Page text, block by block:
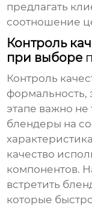
предлагать
соотношение
Контроль
при выборе
Контроль
формальность,
этапе важно не
блендеры на
качество
компонентов.
встретить
которые